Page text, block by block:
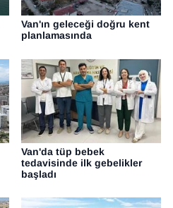
Van'ın geleceği doğru kent
planlamasında
Van'da tüp bebek
tedavisinde ilk gebelikler
başladı